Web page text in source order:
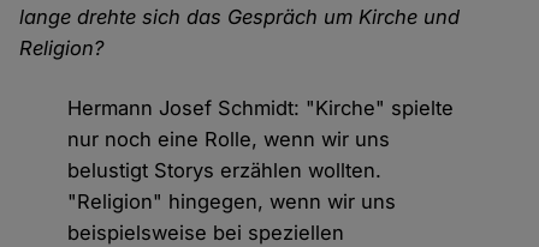
lange drehte sich das Gespräch um Kirche und
Religion?
Hermann Josef Schmidt: "Kirche" spielte
nur noch eine Rolle, wenn wir uns
belustigt Storys erzählen wollten.
"Religion" hingegen, wenn wir uns
beispielsweise bei speziellen